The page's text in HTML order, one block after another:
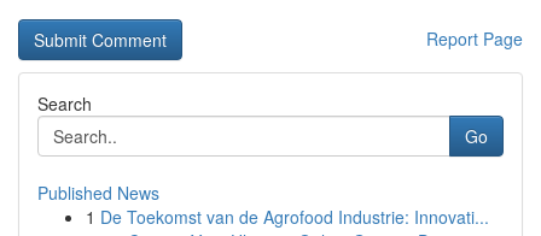
Report Page
Search
Go
Published News
1 De Toekomst van de Agrofood Industrie: Innovati...